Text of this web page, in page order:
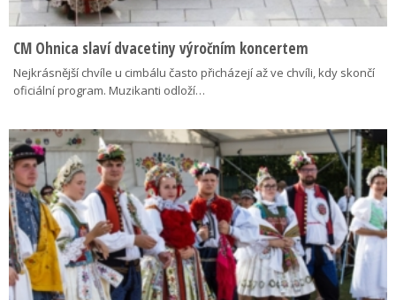
CM Ohnica slaví dvacetiny výročním koncertem
Nejkrásnější chvíle u cimbálu často přicházejí až ve chvíli, kdy skončí
oficiální program. Muzikanti odloží…